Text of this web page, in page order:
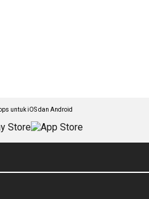
untuk iOS dan Android